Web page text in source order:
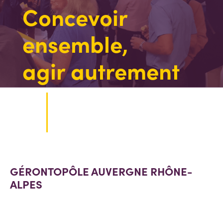
Concevoir
ensemble,
agir autrement
GÉRONTOPÔLE AUVERGNE RHÔNE-
ALPES